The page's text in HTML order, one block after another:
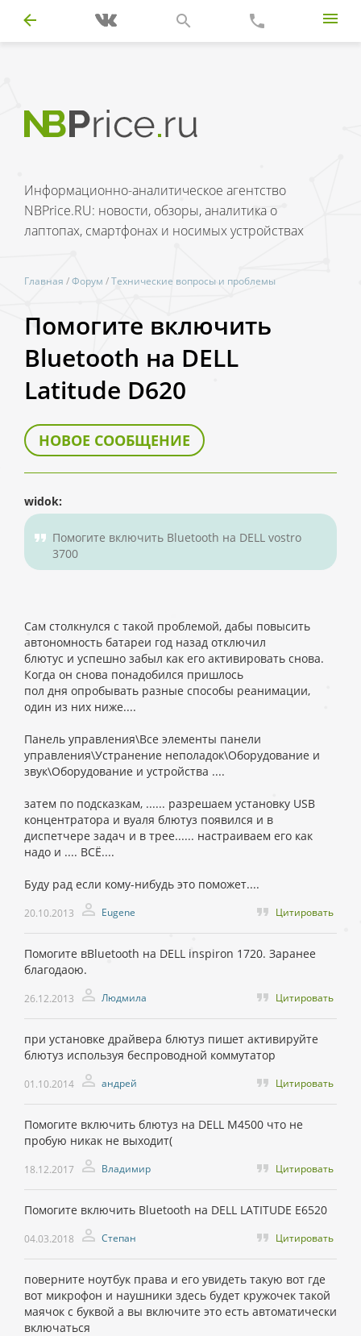
Информационно-аналитическое агентство
NBPrice.RU: новости, обзоры, аналитика о
лаптопах, смартфонах и носимых устройствах
Главная /Форум /Технические вопросы и проблемы
Помогите включить
Bluetooth на DELL
Latitude D620
НОВОЕ СООБЩЕНИЕ
widok:
Помогите включить Bluetooth на DELL vostro
3700
Сам столкнулся с такой проблемой, дабы повысить
автономность батареи год назад отключил
блютус и успешно забыл как его активировать снова.
Когда он снова понадобился пришлось
пол дня опробывать разные способы реанимации,
один из них ниже....
Панель управления\Все элементы панели
управления\Устранение неполадок\Оборудование и
звук\Оборудование и устройства ....
затем по подсказкам, ...... разрешаем установку USB
концентратора и вуаля блютуз появился и в
диспетчере задач и в трее...... настраиваем его как
надо и .... ВСЁ....
Буду рад если кому-нибудь это поможет....
20.10.2013 Eugene Цитировать
Помогите вBluetooth на DELL inspiron 1720. Заранее
благодаою.
26.12.2013 Людмила Цитировать
при установке драйвера блютуз пишет активируйте
блютуз используя беспроводной коммутатор
01.10.2014 андрей Цитировать
Помогите включить блютуз на DELL M4500 что не
пробую никак не выходит(
18.12.2017 Владимир Цитировать
Помогите включить Bluetooth на DELL LATITUDE E6520
04.03.2018 Степан Цитировать
поверните ноутбук права и его увидеть такую вот где
вот микрофон и наушники здесь будет кружочек такой
маячок с буквой а вы включите это есть автоматически
включаться